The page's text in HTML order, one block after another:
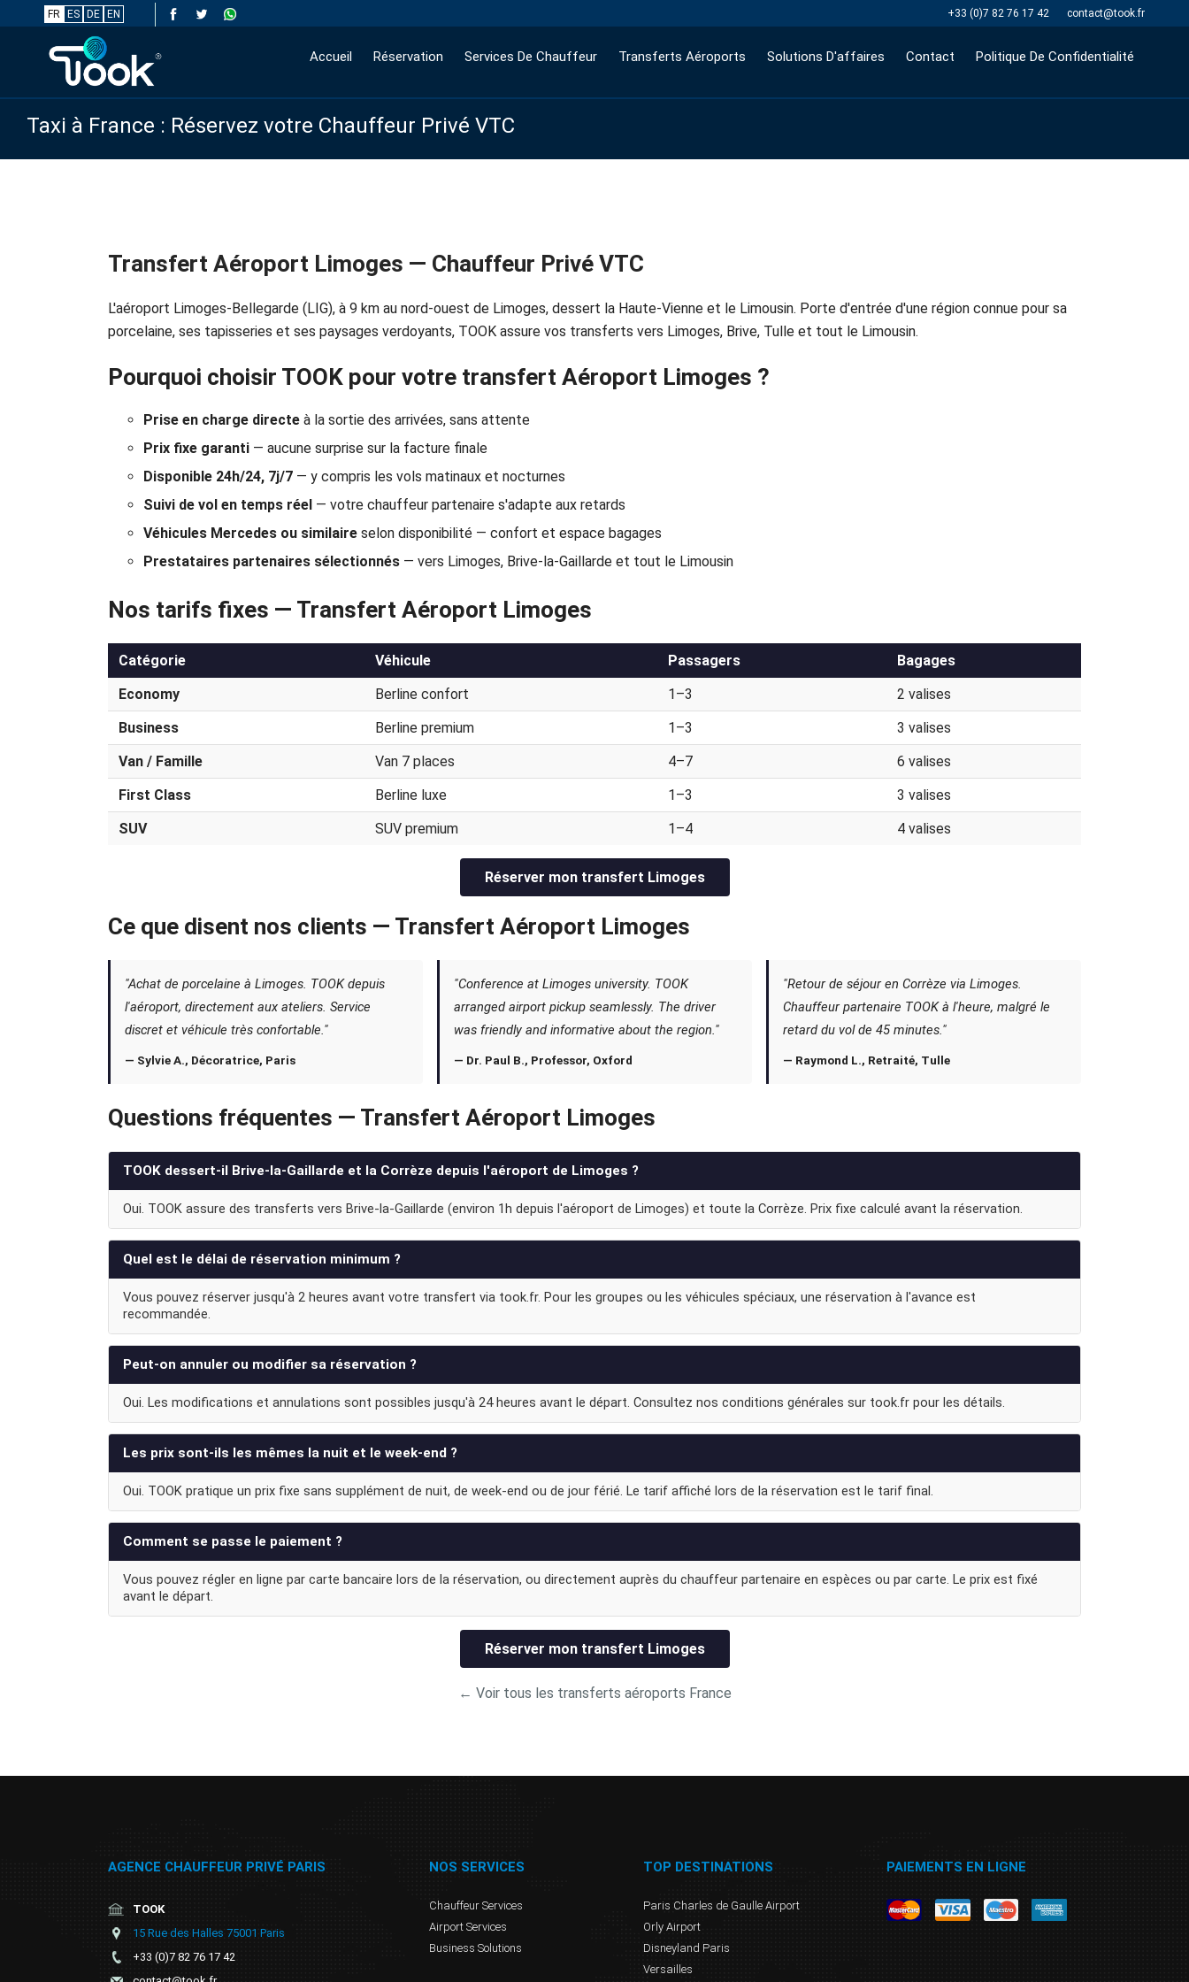
FR ES DE EN contact@took.fr
+33 (0)7 82 76 17 42
Accueil Réservation Services De Chauffeur Transferts Aéroports Solutions D'affaires Contact Politique De Confidentialité
Taxi à France : Réservez votre Chauffeur Privé VTC
Transfert Aéroport Limoges — Chauffeur Privé VTC
L'aéroport Limoges-Bellegarde (LIG), à 9 km au nord-ouest de Limoges, dessert la Haute-Vienne et le Limousin. Porte d'entrée d'une région connue pour sa
porcelaine, ses tapisseries et ses paysages verdoyants, TOOK assure vos transferts vers Limoges, Brive, Tulle et tout le Limousin.
Pourquoi choisir TOOK pour votre transfert Aéroport Limoges ?
Prise en charge directe à la sortie des arrivées, sans attente
Prix fixe garanti — aucune surprise sur la facture finale
Disponible 24h/24, 7j/7 — y compris les vols matinaux et nocturnes
Suivi de vol en temps réel — votre chauffeur partenaire s'adapte aux retards
Véhicules Mercedes ou similaire selon disponibilité — confort et espace bagages
Prestataires partenaires sélectionnés — vers Limoges, Brive-la-Gaillarde et tout le Limousin
Nos tarifs fixes — Transfert Aéroport Limoges
Catégorie Véhicule Passagers
Bagages
Economy
Berline confort 1–3
2 valises
Business
Berline premium 1–3
3 valises
Van / Famille
Van 7 places 4–7
6 valises
First Class
Berline luxe 1–3
3 valises
SUV
SUV premium 1–4 4 valises
Réserver mon transfert Limoges
Ce que disent nos clients — Transfert Aéroport Limoges
"Achat de porcelaine à Limoges. TOOK depuis
l'aéroport, directement aux ateliers. Service
discret et véhicule très confortable."
— Sylvie A., Décoratrice, Paris
"Conference at Limoges university. TOOK
arranged airport pickup seamlessly. The driver
was friendly and informative about the region."
— Dr. Paul B., Professor, Oxford
"Retour de séjour en Corrèze via Limoges.
Chauffeur partenaire TOOK à l'heure, malgré le
retard du vol de 45 minutes."
— Raymond L., Retraité, Tulle
Questions fréquentes — Transfert Aéroport Limoges
TOOK dessert-il Brive-la-Gaillarde et la Corrèze depuis l'aéroport de Limoges ?
Oui. TOOK assure des transferts vers Brive-la-Gaillarde (environ 1h depuis l'aéroport de Limoges) et toute la Corrèze. Prix fixe calculé avant la réservation.
Quel est le délai de réservation minimum ?
Vous pouvez réserver jusqu'à 2 heures avant votre transfert via took.fr. Pour les groupes ou les véhicules spéciaux, une réservation à l'avance est
recommandée.
Peut-on annuler ou modifier sa réservation ?
Oui. Les modifications et annulations sont possibles jusqu'à 24 heures avant le départ. Consultez nos conditions générales sur took.fr pour les détails.
Les prix sont-ils les mêmes la nuit et le week-end ?
Oui. TOOK pratique un prix fixe sans supplément de nuit, de week-end ou de jour férié. Le tarif affiché lors de la réservation est le tarif final.
Comment se passe le paiement ?
Vous pouvez régler en ligne par carte bancaire lors de la réservation, ou directement auprès du chauffeur partenaire en espèces ou par carte. Le prix est fixé
avant le départ.
Réserver mon transfert Limoges
← Voir tous les transferts aéroports France
AGENCE CHAUFFEUR PRIVÉ PARIS
TOOK
15 Rue des Halles 75001 Paris
+33 (0)7 82 76 17 42
NOS SERVICES
Chauffeur Services
Airport Services
Business Solutions
TOP DESTINATIONS
Paris Charles de Gaulle Airport
Orly Airport
Disneyland Paris
Versailles
PAIEMENTS EN LIGNE